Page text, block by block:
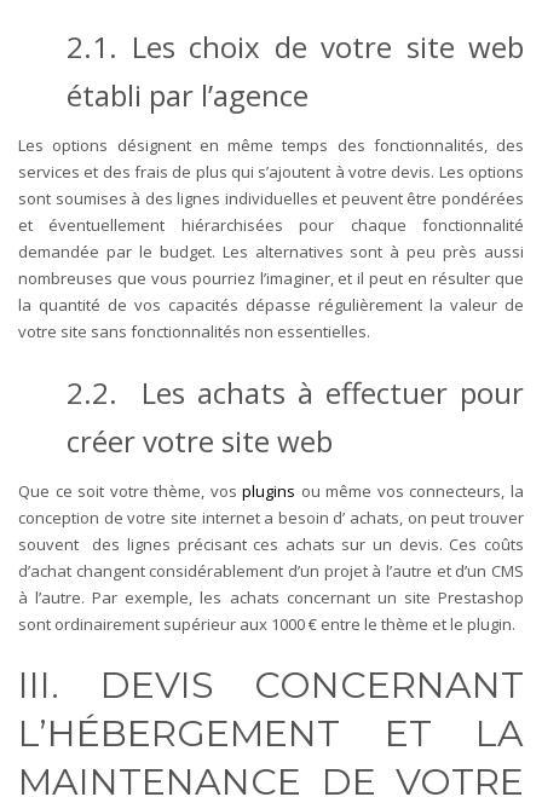
2.1. Les choix de votre site web
établi par l’agence
Les options désignent en même temps des fonctionnalités, des
services et des frais de plus qui s’ajoutent à votre devis. Les options
sont soumises à des lignes individuelles et peuvent être pondérées
et éventuellement hiérarchisées pour chaque fonctionnalité
demandée par le budget. Les alternatives sont à peu près aussi
nombreuses que vous pourriez l’imaginer, et il peut en résulter que
la quantité de vos capacités dépasse régulièrement la valeur de
votre site sans fonctionnalités non essentielles.
2.2. Les achats à effectuer pour
créer votre site web
Que ce soit votre thème, vosplugins ou même vos connecteurs, la
conception de votre site internet a besoin d’ achats, on peut trouver
souvent des lignes précisant ces achats sur un devis. Ces coûts
d’achat changent considérablement d’un projet à l’autre et d’un CMS
à l’autre. Par exemple, les achats concernant un site Prestashop
sont ordinairement supérieur aux 1000 € entre le thème et le plugin.
III. DEVIS CONCERNANT
L’HÉBERGEMENT ET LA
MAINTENANCE DE VOTRE